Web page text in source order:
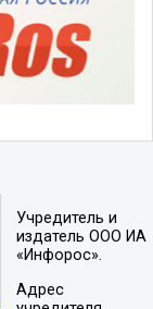
Учредитель и
издатель ООО ИА
«Инфорос».
Адрес